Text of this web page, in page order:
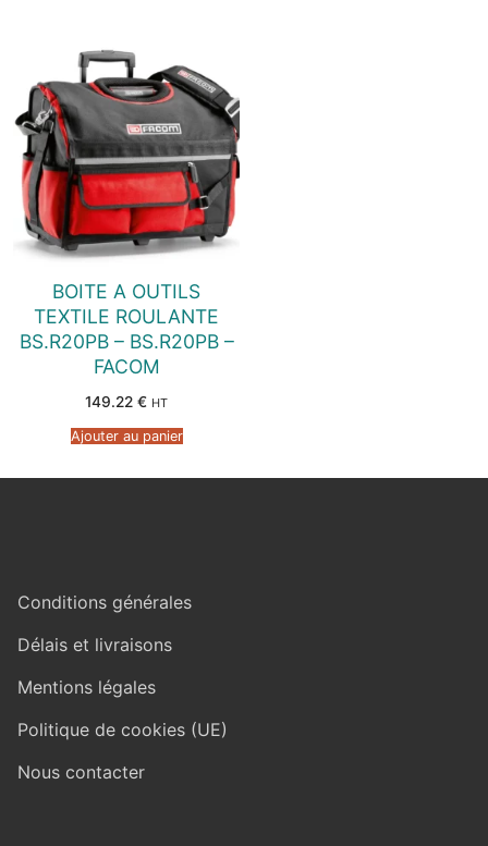
BOITE A OUTILS
TEXTILE ROULANTE
BS.R20PB – BS.R20PB –
FACOM
149.22 € HT
Ajouter au panier
Conditions générales
Délais et livraisons
Mentions légales
Politique de cookies (UE)
Nous contacter